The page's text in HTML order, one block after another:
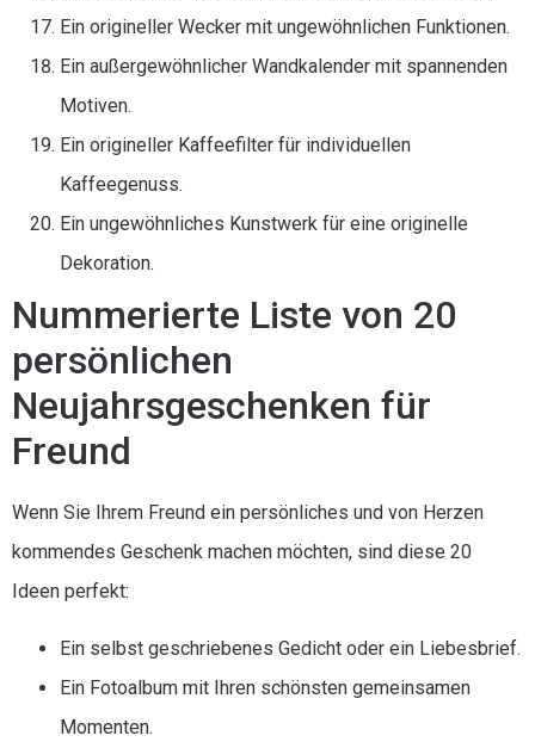
Ein origineller Wecker mit ungewöhnlichen Funktionen.
Ein außergewöhnlicher Wandkalender mit spannenden
Motiven.
Ein origineller Kaffeefilter für individuellen
Kaffeegenuss.
Ein ungewöhnliches Kunstwerk für eine originelle
Dekoration.
Nummerierte Liste von 20
persönlichen
Neujahrsgeschenken für
Freund
Wenn Sie Ihrem Freund ein persönliches und von Herzen
kommendes Geschenk machen möchten, sind diese 20
Ideen perfekt:
Ein selbst geschriebenes Gedicht oder ein Liebesbrief.
Ein Fotoalbum mit Ihren schönsten gemeinsamen
Momenten.